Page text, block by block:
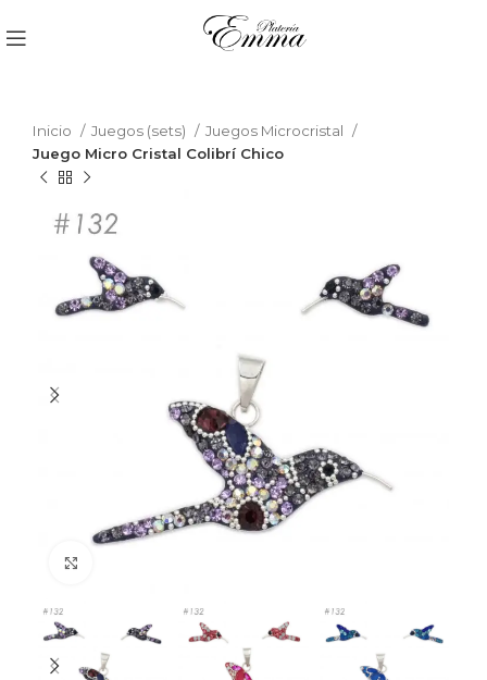
Inicio Juegos (sets)
Juegos Microcristal
Juego Micro Cristal Colibrí Chico